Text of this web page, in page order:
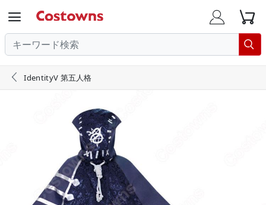
  

 IdentityV 第五人格